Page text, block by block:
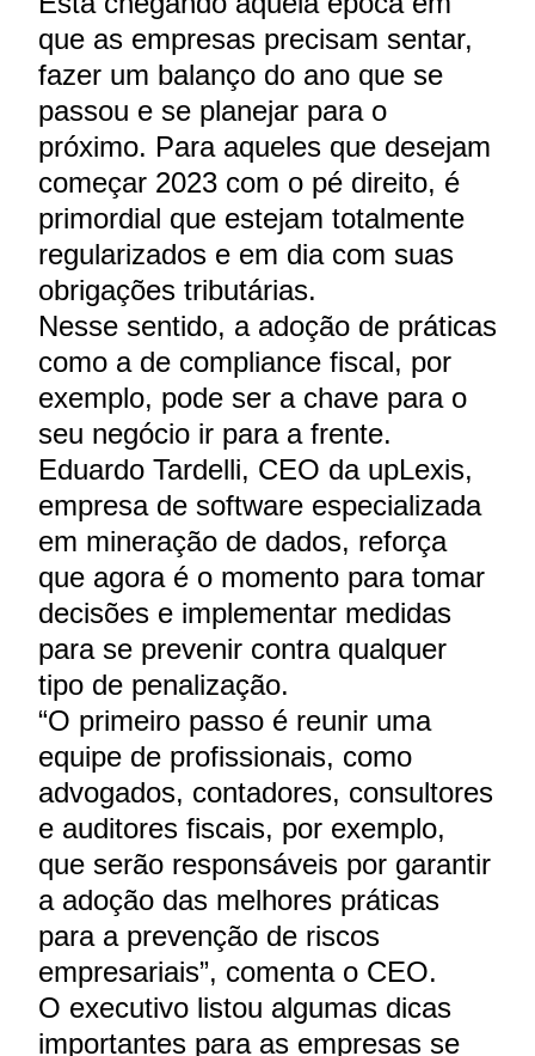
que as empresas precisam sentar,
fazer um balanço do ano que se
passou e se planejar para o
próximo. Para aqueles que desejam
começar 2023 com o pé direito, é
primordial que estejam totalmente
regularizados e em dia com suas
obrigações tributárias.
Nesse sentido, a adoção de práticas
como a de compliance fiscal, por
exemplo, pode ser a chave para o
seu negócio ir para a frente.
Eduardo Tardelli, CEO da upLexis,
empresa de software especializada
em mineração de dados, reforça
que agora é o momento para tomar
decisões e implementar medidas
para se prevenir contra qualquer
tipo de penalização.
“O primeiro passo é reunir uma
equipe de profissionais, como
advogados, contadores, consultores
e auditores fiscais, por exemplo,
que serão responsáveis por garantir
a adoção das melhores práticas
para a prevenção de riscos
empresariais”, comenta o CEO.
O executivo listou algumas dicas
importantes para as empresas se